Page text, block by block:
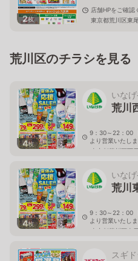
2枚
店舗HPをご確認
東京都荒川区東
荒川区のチラシを見る
4枚
いな
荒川
9：30～22：00
より営業いたし
東京都荒川区西
4枚
いな
荒川
9：30～22：00
より営業いたし
東京都荒川区東
スギ